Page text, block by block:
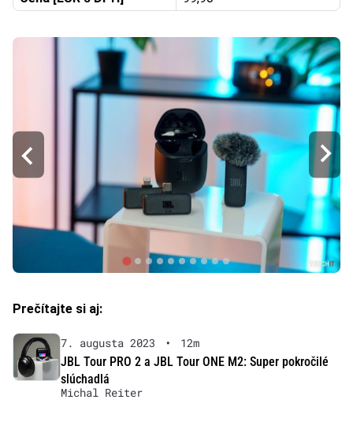
Prečítajte si aj:
7. augusta 2023 •
12m
JBL Tour PRO 2 a JBL Tour ONE M2: Super pokročilé
slúchadlá
Michal Reiter